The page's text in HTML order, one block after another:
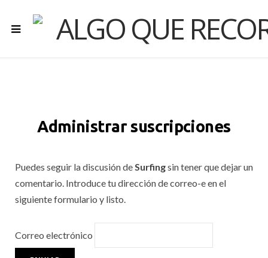
Administrar suscripciones
Puedes seguir la discusión deSurfingsin tener que dejar un
comentario. Introduce tu dirección de correo-e en el
siguiente formulario y listo.
Correo electrónico